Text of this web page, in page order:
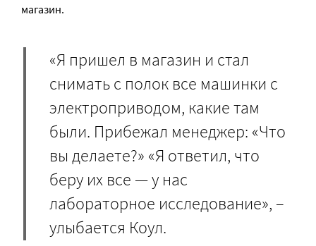
магазин.
«Я пришел в магазин и стал
снимать с полок все машинки с
электроприводом, какие там
были. Прибежал менеджер: «Что
вы делаете?» «Я ответил, что
беру их все — у нас
лабораторное исследование», –
улыбается Коул.